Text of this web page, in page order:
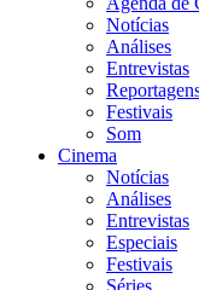
Notícias
Análises
Entrevistas
Festivais
Som
Cinema
Notícias
Análises
Entrevistas
Especiais
Festivais
Séries